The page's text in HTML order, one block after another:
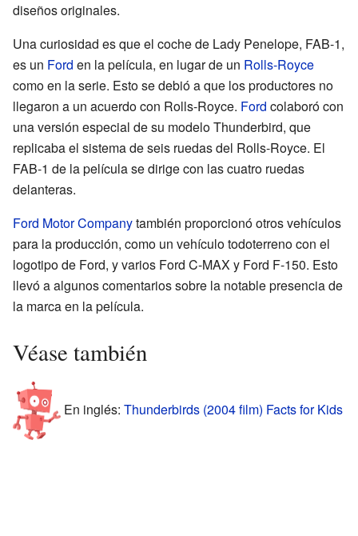
diseños originales.
Una curiosidad es que el coche de Lady Penelope, FAB-1,
es un Ford en la película, en lugar de un Rolls-Royce
como en la serie. Esto se debió a que los productores no
llegaron a un acuerdo con Rolls-Royce. Ford colaboró con
una versión especial de su modelo Thunderbird, que
replicaba el sistema de seis ruedas del Rolls-Royce. El
FAB-1 de la película se dirige con las cuatro ruedas
delanteras.
Ford Motor Companytambién proporcionó otros vehículos
para la producción, como un vehículo todoterreno con el
logotipo de Ford, y varios Ford C-MAX y Ford F-150. Esto
llevó a algunos comentarios sobre la notable presencia de
la marca en la película.
Véase también
En inglés: Thunderbirds (2004 film) Facts for Kids